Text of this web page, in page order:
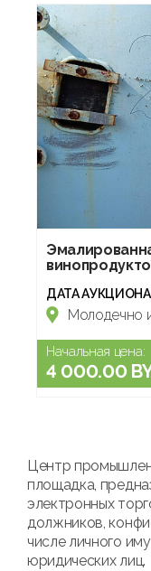
ДАТА АУКЦИОНА
Молодечно
Начальная цена:
4 000.00
Центр
площадка,
электронных
должников,
числе личного
юридических лиц.